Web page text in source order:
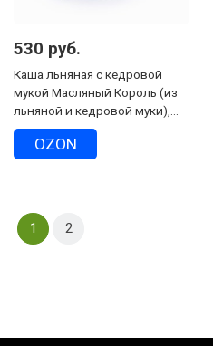
530 руб.
Каша льняная с кедровой
мукой Масляный Король (из
льняной и кедровой муки),
300 г, дой-пак
OZON
1 2